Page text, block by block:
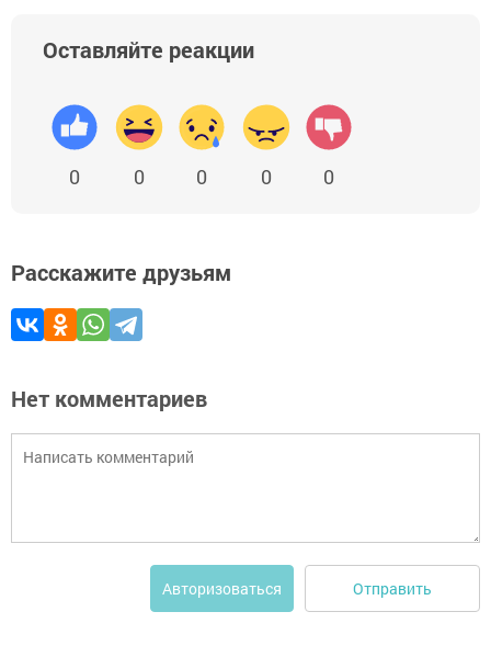
Оставляйте реакции
0 0 0 0 0
Расскажите друзьям
Нет комментариев
Авторизоваться Отправить